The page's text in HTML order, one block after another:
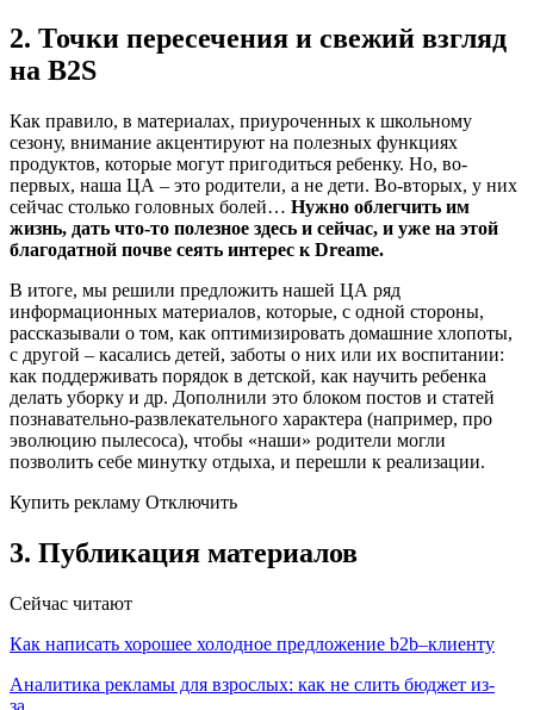
2. Точки пересечения и свежий взгляд
на B2S
Как правило, в материалах, приуроченных к школьному
сезону, внимание акцентируют на полезных функциях
продуктов, которые могут пригодиться ребенку. Но, во-
первых, наша ЦА – это родители, а не дети. Во-вторых, у них
сейчас столько головных болей… Нужно облегчить им
жизнь, дать что-то полезное здесь и сейчас, и уже на этой
благодатной почве сеять интерес к Dreame.
В итоге, мы решили предложить нашей ЦА ряд
информационных материалов, которые, с одной стороны,
рассказывали о том, как оптимизировать домашние хлопоты,
с другой – касались детей, заботы о них или их воспитании:
как поддерживать порядок в детской, как научить ребенка
делать уборку и др. Дополнили это блоком постов и статей
познавательно-развлекательного характера (например, про
эволюцию пылесоса), чтобы «наши» родители могли
позволить себе минутку отдыха, и перешли к реализации.
Купить рекламу Отключить
3. Публикация материалов
Сейчас читают
Как написать хорошее холодное предложение b2b–клиенту
Аналитика рекламы для взрослых: как не слить бюджет из-
за…